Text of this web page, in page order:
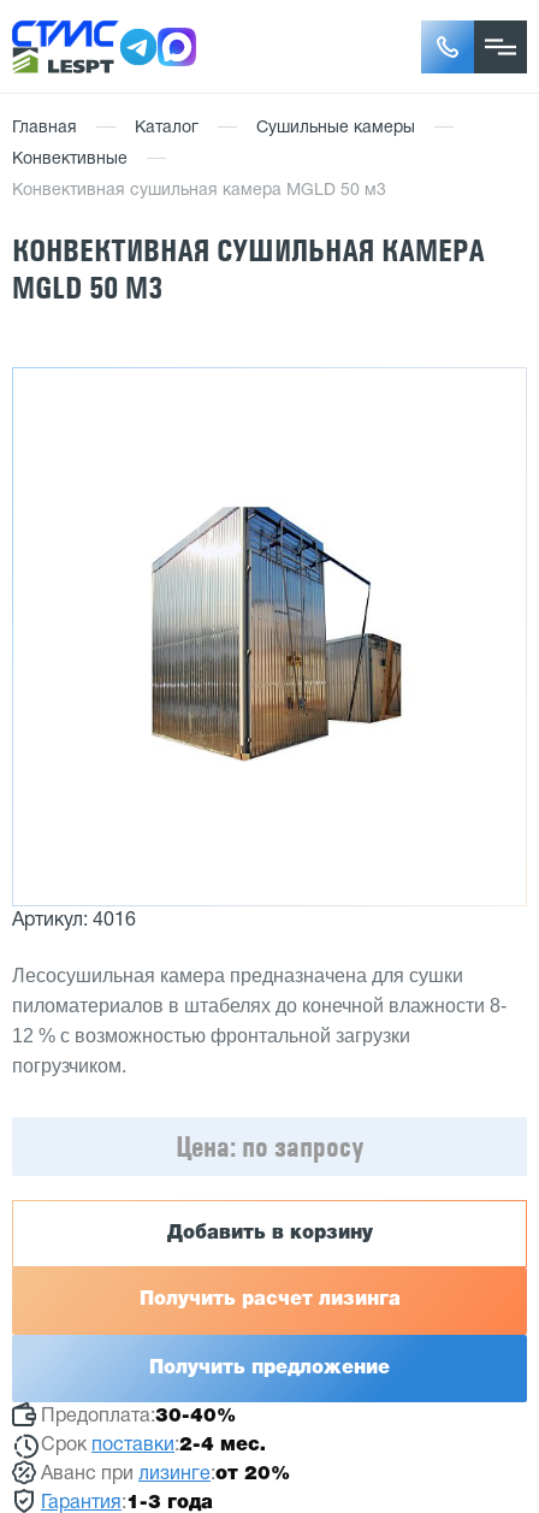
Главная Каталог
Сушильные камеры
Конвективные
Конвективная сушильная камера MGLD 50 м3
КОНВЕКТИВНАЯ СУШИЛЬНАЯ КАМЕРА
MGLD 50 М3
Артикул: 4016
Лесосушильная камера предназначена для сушки
пиломатериалов в штабелях до конечной влажности 8-
12 % с возможностью фронтальной загрузки
погрузчиком.
Цена: по запросу
Добавить в корзину
Получить расчет лизинга
Получить предложение
Предоплата:30-40%
Срок поставки :2-4 мес.
Аванс при лизинге:от 20%
Гарантия :1-3 года